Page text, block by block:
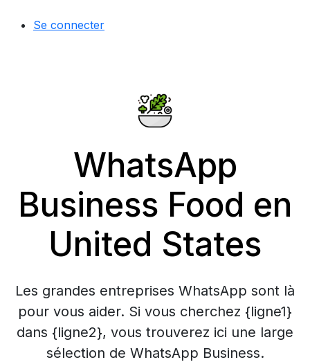
Se connecter
WhatsApp
Business Food en
United States
Les grandes entreprises WhatsApp sont là
pour vous aider. Si vous cherchez {ligne1}
dans {ligne2}, vous trouverez ici une large
sélection de WhatsApp Business.